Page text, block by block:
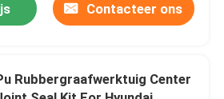
Contacteer ons
Rubbergraafwerktuig Center